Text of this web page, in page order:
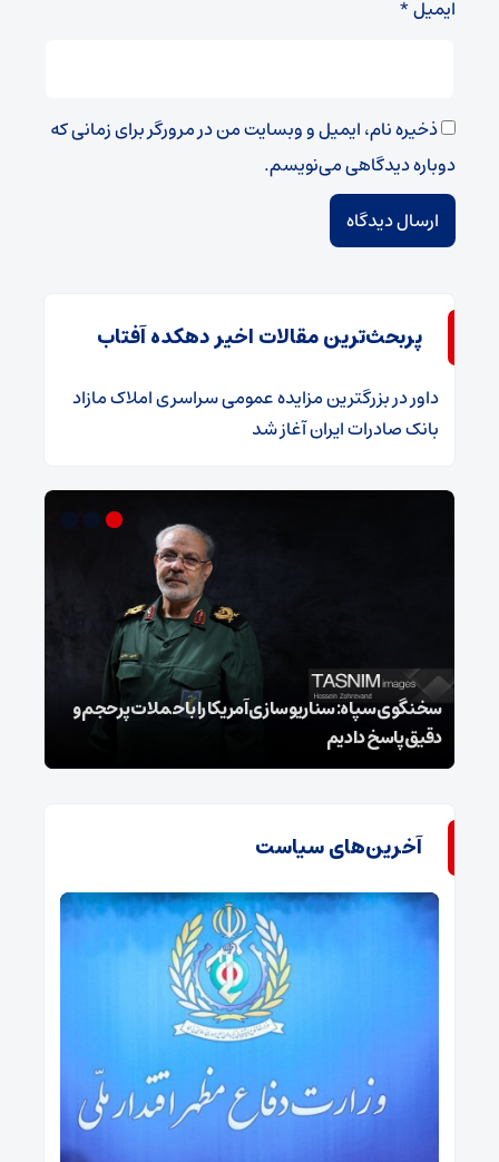
ایمیل*
ذخیره نام، ایمیل و وبسایت من در مرورگر برای زمانی که
دوباره دیدگاهی می‌نویسم.
پربحث‌ترین مقالات اخیر دهکده آفتاب
داوردر​بزرگترین مزایده عمومی سراسری املاک مازاد
بانک صادرات ایران آغاز شد
سخنگوی سپاه: سناریوسازی آمریکا را با حملات پرحجم‌‌ و
دقیق‌ پاسخ دادیم
آخرین‌های سیاست